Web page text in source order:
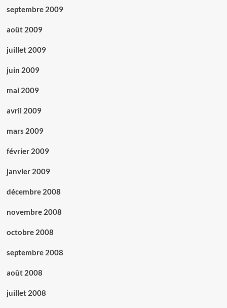
septembre 2009
août 2009
juillet 2009
juin 2009
mai 2009
avril 2009
mars 2009
février 2009
janvier 2009
décembre 2008
novembre 2008
octobre 2008
septembre 2008
août 2008
juillet 2008